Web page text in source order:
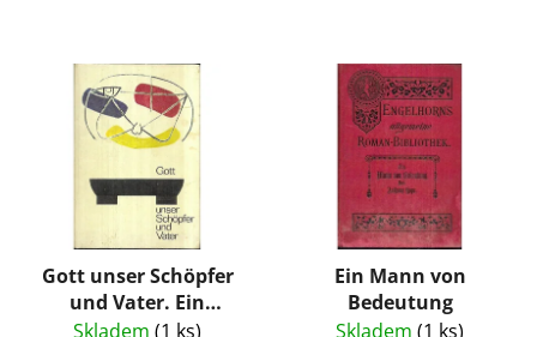
Gott unser Schöpfer
und Vater. Ein
Arbeits- und
Skladem (1 ks)
Ein Mann von
Bedeutung
Skladem (1 ks)